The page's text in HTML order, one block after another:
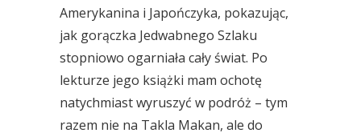
Amerykanina i Japończyka, pokazując,
jak gorączka Jedwabnego Szlaku
stopniowo ogarniała cały świat. Po
lekturze jego książki mam ochotę
natychmiast wyruszyć w podróż – tym
razem nie na Takla Makan, ale do